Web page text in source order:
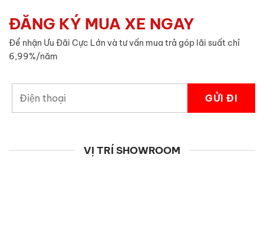
ĐĂNG KÝ MUA XE NGAY
Để nhận Ưu Đãi Cực Lớn và tư vấn mua trả góp lãi suất chỉ
6,99%/năm
VỊ TRÍ SHOWROOM